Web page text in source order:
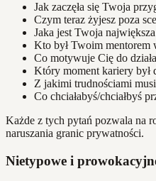
Jak zaczęła się Twoja
Czym teraz żyjesz poza
Jaka jest Twoja
Kto był Twoim mentorem
Co motywuje Cię do
Który moment kariery był
Z jakimi trudnościami
Co chciałabyś/chciałbyś
Każde z tych pytań pozwala na
naruszania granic prywatności.
Nietypowe i